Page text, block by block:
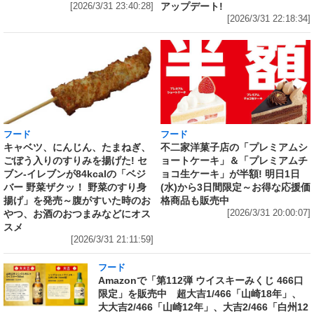
[2026/3/31 23:40:28]
アップデート!
[2026/3/31 22:18:34]
フード
キャベツ、にんじん、たまねぎ、
ごぼう入りのすりみを揚げた! セ
ブン‐イレブンが84kcalの「ベジ
バー 野菜ザクッ！ 野菜のすり身
揚げ」を発売～腹がすいた時のお
やつ、お酒のおつまみなどにオス
スメ
[2026/3/31 21:11:59]
フード
不二家洋菓子店の「プレミアムシ
ョートケーキ」＆「プレミアムチ
ョコ生ケーキ」が半額! 明日1日
(水)から3日間限定～お得な応援価
格商品も販売中
[2026/3/31 20:00:07]
フード
Amazonで「第112弾 ウイスキーみくじ 466口
限定」を販売中 超大吉1/466「山崎18年」、
大大吉2/466「山崎12年」、大吉2/466「白州12